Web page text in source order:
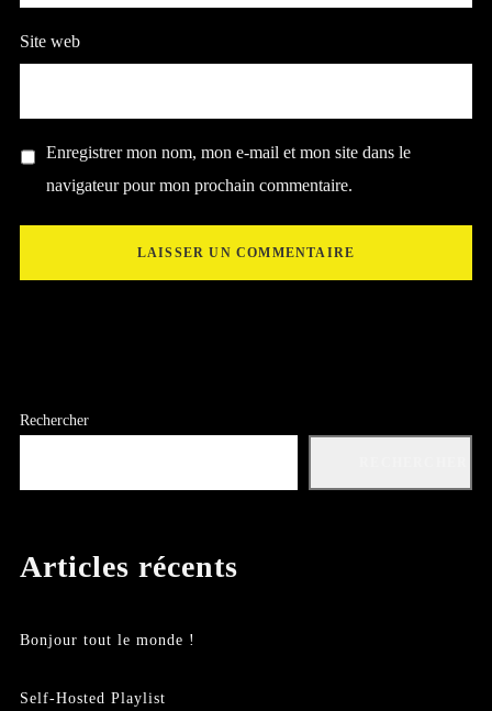
Site web
Enregistrer mon nom, mon e-mail et mon site dans le
navigateur pour mon prochain commentaire.
Rechercher
Articles récents
Bonjour tout le monde !
Self-Hosted Playlist